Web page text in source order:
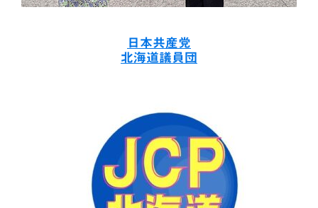
日本共産党
北海道議員団